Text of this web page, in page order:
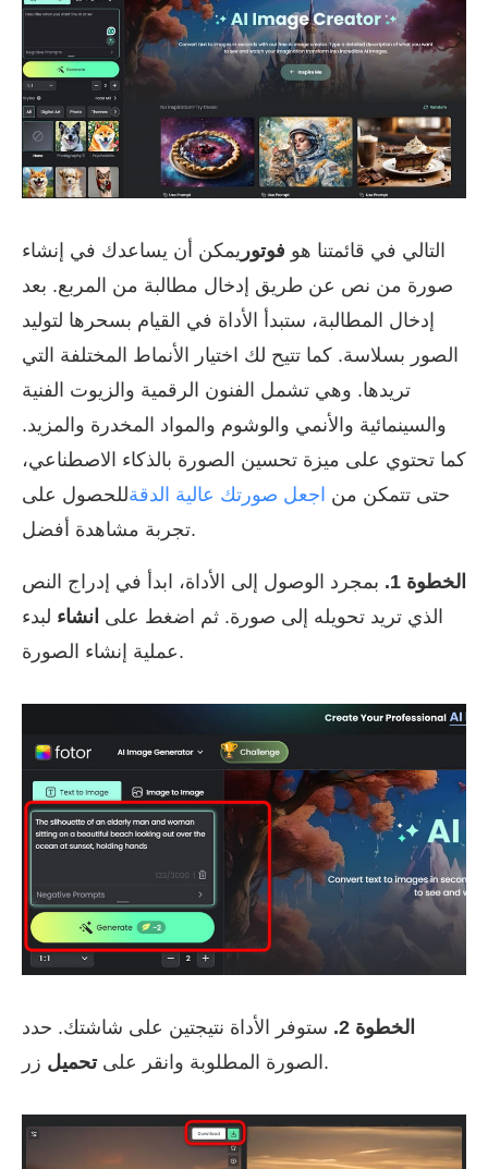
التالي في قائمتنا هو فوتور يمكن أن يساعدك في إنشاء
صورة من نص عن طريق إدخال مطالبة من المربع. بعد
إدخال المطالبة، ستبدأ الأداة في القيام بسحرها لتوليد
الصور بسلاسة. كما تتيح لك اختيار الأنماط المختلفة التي
تريدها. وهي تشمل الفنون الرقمية والزيوت الفنية
والسينمائية والأنمي والوشوم والمواد المخدرة والمزيد.
كما تحتوي على ميزة تحسين الصورة بالذكاء الاصطناعي،
حتى تتمكن من اجعل صورتك عالية الدقةللحصول على
تجربة مشاهدة أفضل.
الخطوة 1.
بمجرد الوصول إلى الأداة، ابدأ في إدراج النص
الذي تريد تحويله إلى صورة. ثم اضغط على انشاء لبدء
عملية إنشاء الصورة.
الخطوة 2.
ستوفر الأداة نتيجتين على شاشتك. حدد
الصورة المطلوبة وانقر علىتحميل زر.